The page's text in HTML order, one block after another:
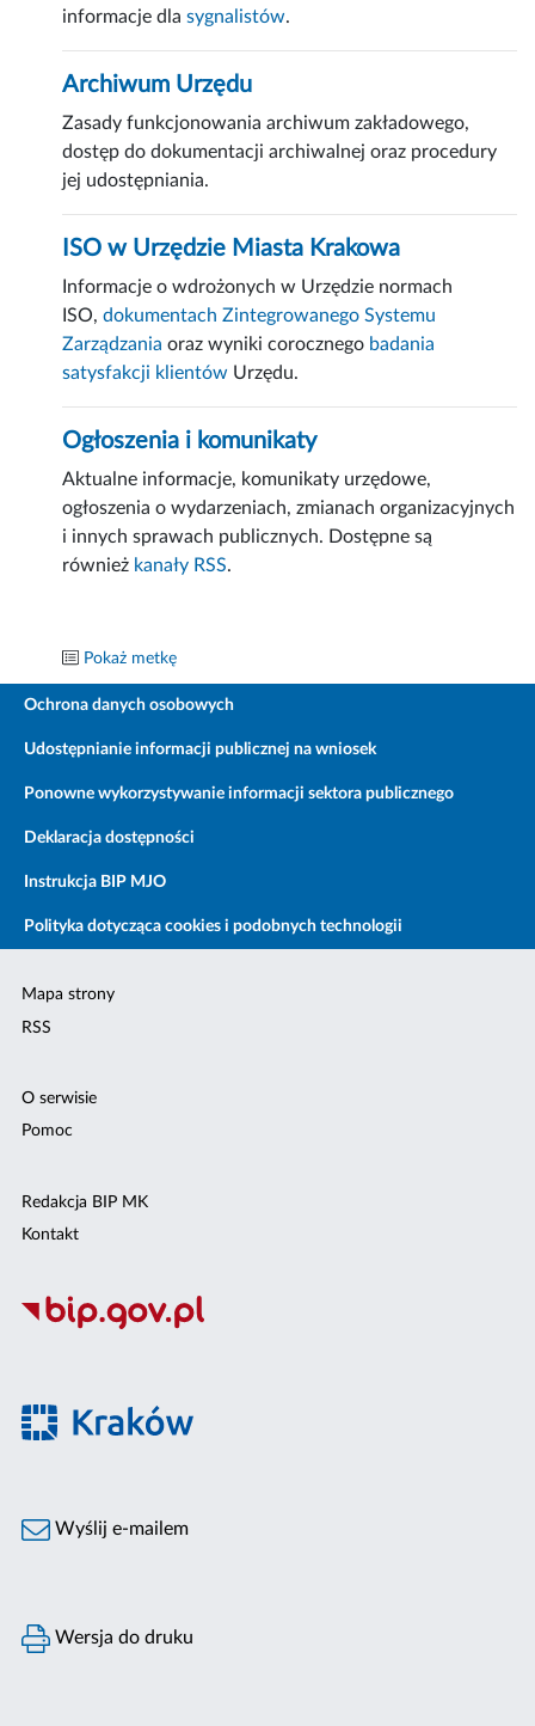
informacje dlasygnalistów.
Archiwum Urzędu
Zasady funkcjonowania archiwum zakładowego,
dostęp do dokumentacji archiwalnej oraz procedury
jej udostępniania.
ISO w Urzędzie Miasta Krakowa
Informacje o wdrożonych w Urzędzie normach
ISO,dokumentach Zintegrowanego Systemu
Zarządzania oraz wyniki corocznego badania
satysfakcji klientów Urzędu.
Ogłoszenia i komunikaty
Aktualne informacje, komunikaty urzędowe,
ogłoszenia o wydarzeniach, zmianach organizacyjnych
i innych sprawach publicznych. Dostępne są
również kanały RSS.
Pokaż metkę
Ochrona danych osobowych
Udostępnianie informacji publicznej na wniosek
Ponowne wykorzystywanie informacji sektora publicznego
Deklaracja dostępności
Instrukcja BIP MJO
Polityka dotycząca cookies i podobnych technologii
Mapa strony
RSS
O serwisie
Pomoc
Redakcja BIP MK
Kontakt
Wyślij e-mailem
Wersja do druku